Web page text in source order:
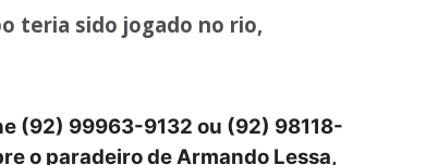
teria sido jogado no rio,
(92) 99963-9132 ou (92) 98118-
o paradeiro de Armando Lessa,